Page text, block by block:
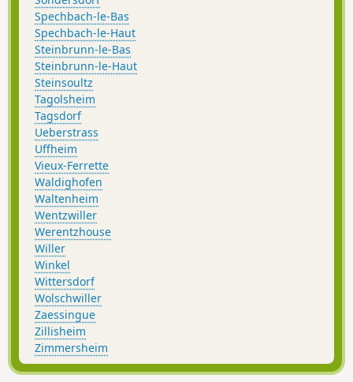
Spechbach-le-Bas
Spechbach-le-Haut
Steinbrunn-le-Bas
Steinbrunn-le-Haut
Steinsoultz
Tagolsheim
Tagsdorf
Ueberstrass
Uffheim
Vieux-Ferrette
Waldighofen
Waltenheim
Wentzwiller
Werentzhouse
Willer
Winkel
Wittersdorf
Wolschwiller
Zaessingue
Zillisheim
Zimmersheim